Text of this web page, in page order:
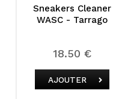
Sneakers Cleaner
WASC - Tarrago
18.50 €
AJOUTER